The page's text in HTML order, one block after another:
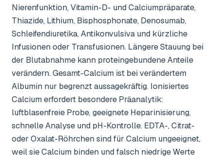
Nierenfunktion, Vitamin-D- und Calciumpräparate,
Thiazide, Lithium, Bisphosphonate, Denosumab,
Schleifendiuretika, Antikonvulsiva und kürzliche
Infusionen oder Transfusionen. Längere Stauung bei
der Blutabnahme kann proteingebundene Anteile
verändern. Gesamt-Calcium ist bei verändertem
Albumin nur begrenzt aussagekräftig. Ionisiertes
Calcium erfordert besondere Präanalytik:
luftblasenfreie Probe, geeignete Heparinisierung,
schnelle Analyse und pH-Kontrolle. EDTA-, Citrat-
oder Oxalat-Röhrchen sind für Calcium ungeeignet,
weil sie Calcium binden und falsch niedrige Werte